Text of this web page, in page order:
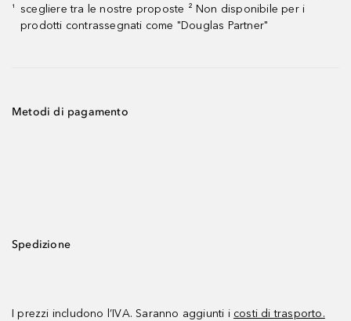
¹
scegliere tra le nostre proposte ² Non disponibile per i
prodotti contrassegnati come "Douglas Partner"
Metodi di pagamento
Spedizione
I prezzi includono l’IVA. Saranno aggiunti i costi di trasporto.